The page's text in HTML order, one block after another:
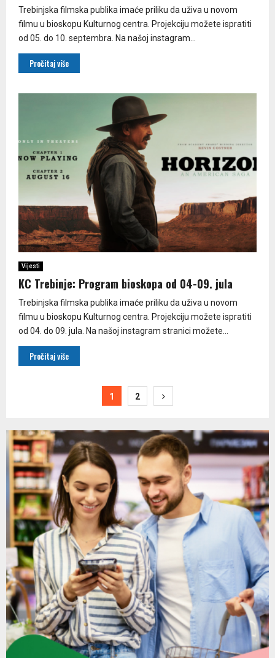
Trebinjska filmska publika imaće priliku da uživa u novom
filmu u bioskopu Kulturnog centra. Projekciju možete ispratiti
od 05. do 10. septembra. Na našoj instagram...
Pročitaj više
Vijesti
KC Trebinje: Program bioskopa od 04-09. jula
Trebinjska filmska publika imaće priliku da uživa u novom
filmu u bioskopu Kulturnog centra. Projekciju možete ispratiti
od 04. do 09. jula. Na našoj instagram stranici možete...
Pročitaj više
1 2